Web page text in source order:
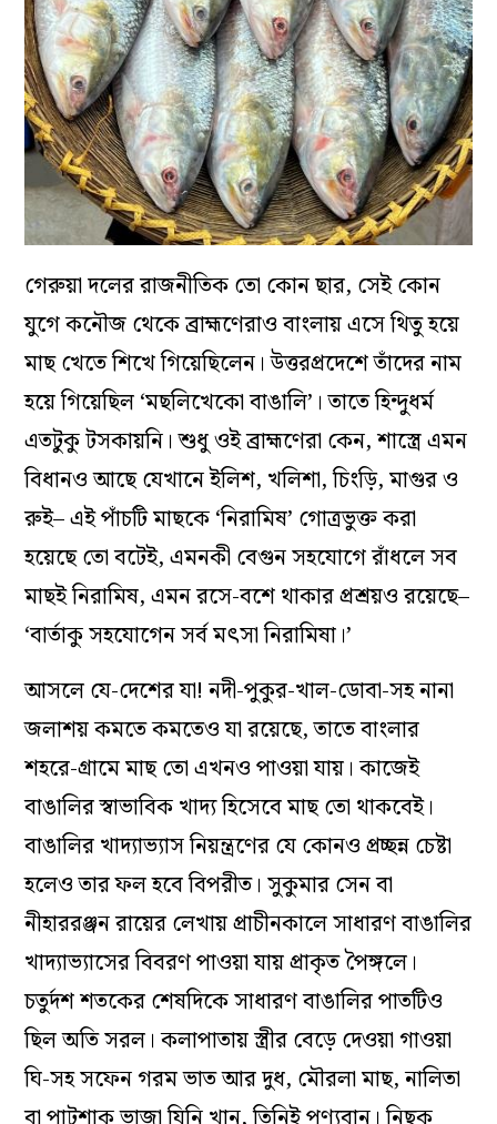
গেরুয়া দলের রাজনীতিক তো কোন ছার, সেই কোন
যুগে কনৌজ থেকে ব্রাহ্মণেরাও বাংলায় এসে থিতু হয়ে
মাছ খেতে শিখে গিয়েছিলেন। উত্তরপ্রদেশে তাঁদের নাম
হয়ে গিয়েছিল ‘মছলিখেকো বাঙালি’। তাতে হিন্দুধর্ম
এতটুকু টসকায়নি। শুধু ওই ব্রাহ্মণেরা কেন, শাস্ত্রে এমন
বিধানও আছে যেখানে ইলিশ, খলিশা, চিংড়ি, মাগুর ও
রুই– এই পাঁচটি মাছকে ‘নিরামিষ’ গোত্রভুক্ত করা
হয়েছে তো বটেই, এমনকী বেগুন সহযোগে রাঁধলে সব
মাছই নিরামিষ, এমন রসে-বশে থাকার প্রশ্রয়ও রয়েছে–
‘বার্তাকু সহযোগেন সর্ব মৎসা নিরামিষা।’
আসলে যে-দেশের যা! নদী-পুকুর-খাল-ডোবা-সহ নানা
জলাশয় কমতে কমতেও যা রয়েছে, তাতে বাংলার
শহরে-গ্রামে মাছ তো এখনও পাওয়া যায়। কাজেই
বাঙালির স্বাভাবিক খাদ্য হিসেবে মাছ তো থাকবেই।
বাঙালির খাদ্যাভ্যাস নিয়ন্ত্রণের যে কোনও প্রচ্ছন্ন চেষ্টা
হলেও তার ফল হবে বিপরীত। সুকুমার সেন বা
নীহাররঞ্জন রায়ের লেখায় প্রাচীনকালে সাধারণ বাঙালির
খাদ্যাভ্যাসের বিবরণ পাওয়া যায় প্রাকৃত পৈঙ্গলে।
চতুর্দশ শতকের শেষদিকে সাধারণ বাঙালির পাতটিও
ছিল অতি সরল। কলাপাতায় স্ত্রীর বেড়ে দেওয়া গাওয়া
ঘি-সহ সফেন গরম ভাত আর দুধ, মৌরলা মাছ, নালিতা